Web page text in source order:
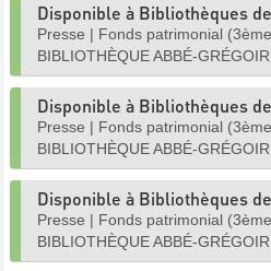
Disponible à Bibliothèques
Presse | Fonds patrimonial
BIBLIOTHÈQUE ABBÉ-
Disponible à Bibliothèques
Presse | Fonds patrimonial
BIBLIOTHÈQUE ABBÉ-
Disponible à Bibliothèques
Presse | Fonds patrimonial
BIBLIOTHÈQUE ABBÉ-